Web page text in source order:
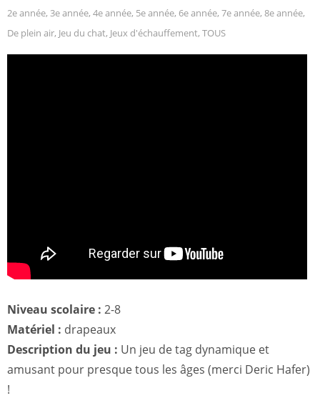
2e année, 3e année, 4e année, 5e année, 6e année, 7e année, 8e année,
De plein air, Jeu du chat, Jeux d'échauffement, TOUS
Niveau scolaire : 2-8
Matériel : drapeaux
Description du jeu : Un jeu de tag dynamique et
amusant pour presque tous les âges (merci Deric Hafer)
!